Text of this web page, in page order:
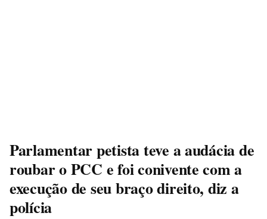
Parlamentar petista teve a audácia de
roubar o PCC e foi conivente com a
execução de seu braço direito, diz a
polícia